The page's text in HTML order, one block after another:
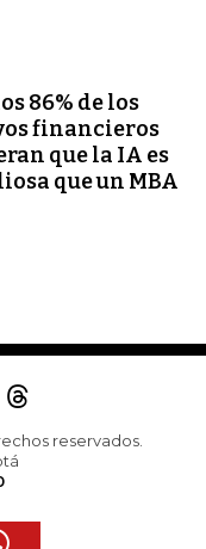
86% de los
financieros
que la IA es
que un MBA
reservados.